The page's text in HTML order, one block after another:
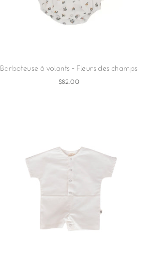
Barboteuse à volants - Fleurs des champs
$82.00